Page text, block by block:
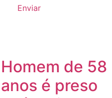
Enviar
Homem de 58
anos é preso